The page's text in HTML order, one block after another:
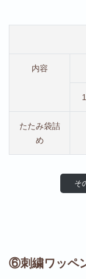
内容
たたみ袋詰
め
そ
⑥刺繍ワッペ